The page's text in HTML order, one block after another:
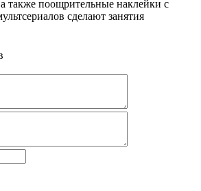
также поощрительные наклейки с
сделают занятия